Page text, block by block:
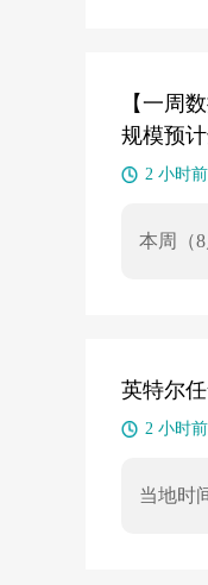
【一周
规模预
2 小时前
本周（
英特尔
2 小时前
当地时